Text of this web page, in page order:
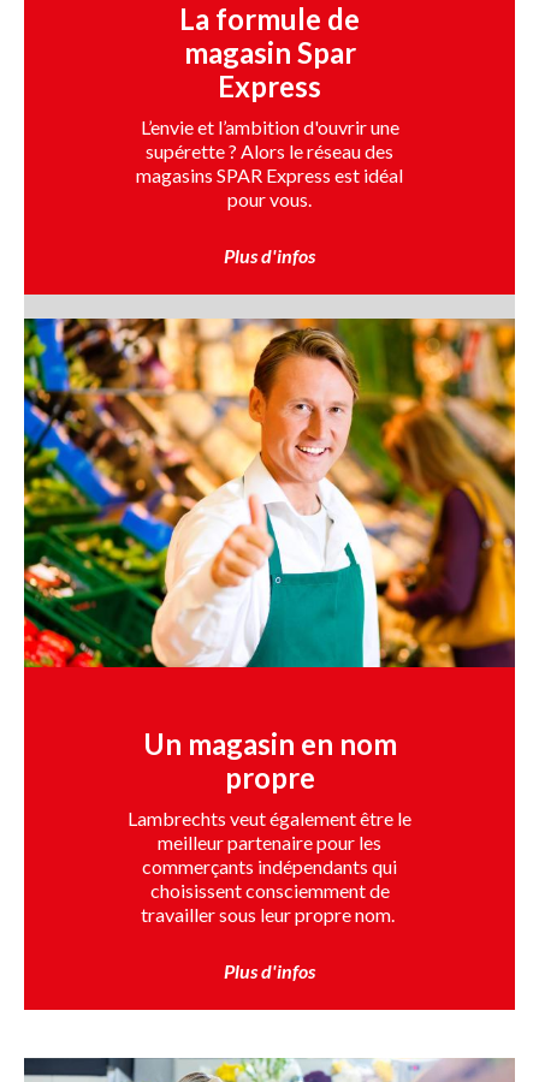
La formule de
magasin Spar
Express
L’envie et l’ambition d'ouvrir une
supérette ? Alors le réseau des
magasins SPAR Express est idéal
pour vous.
Plus d'infos
Un magasin en nom
propre
Lambrechts veut également être le
meilleur partenaire pour les
commerçants indépendants qui
choisissent consciemment de
travailler sous leur propre nom.
Plus d'infos